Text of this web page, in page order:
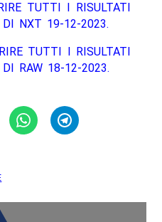
TUTTI I RISULTATI
DI NXT 19-12-2023.
TUTTI I RISULTATI
DI RAW 18-12-2023.